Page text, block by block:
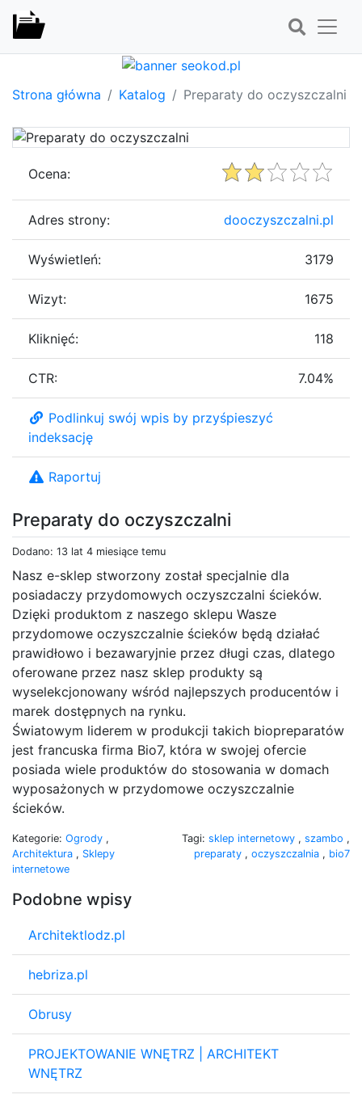
Strona główna Katalog Preparaty do oczyszczalni
Preparaty do oczyszczalni
Dodano: 13 lat 4 miesiące temu
Nasz e-sklep stworzony został specjalnie dla
posiadaczy przydomowych oczyszczalni ścieków.
Dzięki produktom z naszego sklepu Wasze
przydomowe oczyszczalnie ścieków będą działać
prawidłowo i bezawaryjnie przez długi czas, dlatego
oferowane przez nasz sklep produkty są
wyselekcjonowany wśród najlepszych producentów i
marek dostępnych na rynku.
Światowym liderem w produkcji takich biopreparatów
jest francuska firma Bio7, która w swojej ofercie
posiada wiele produktów do stosowania w domach
wyposażonych w przydomowe oczyszczalnie
ścieków.
Kategorie: Ogrody ,
Architektura , Sklepy
internetowe
Tagi: sklep internetowy , szambo ,
preparaty , oczyszczalnia , bio7
Podobne wpisy
Architektlodz.pl
hebriza.pl
Obrusy
PROJEKTOWANIE WNĘTRZ | ARCHITEKT
WNĘTRZ
Ocena:
Adres strony: dooczyszczalni.pl
Wyświetleń: 3179
Wizyt: 1675
Kliknięć: 118
CTR: 7.04%
Podlinkuj swój wpis by przyśpieszyć
indeksację
Raportuj